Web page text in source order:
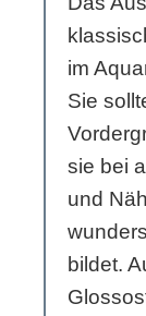
im
Sie
sie bei
und
bildet.